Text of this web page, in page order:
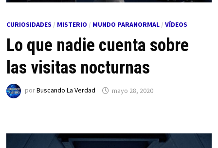
CURIOSIDADES / MISTERIO / MUNDO PARANORMAL/ VÍDEOS
Lo que nadie cuenta sobre
las visitas nocturnas
porBuscando La Verdad mayo 28, 2020